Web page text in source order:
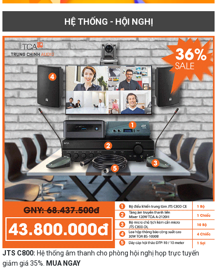
HỆ THỐNG - HỘI NGHỊ
JTS C800: Hệ thống âm thanh cho phòng hội nghị họp trực tuyến
giảm giá 35%. MUA NGAY